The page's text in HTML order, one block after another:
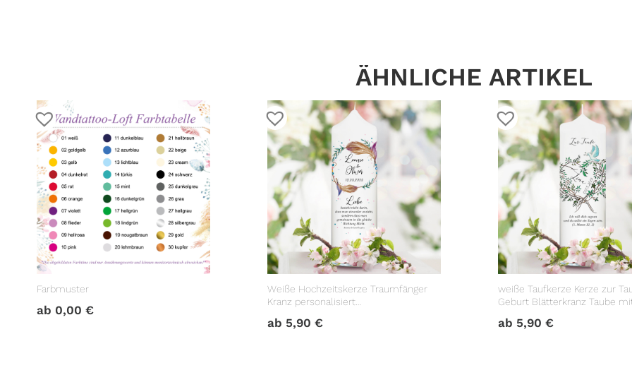
ÄHNLICHE ARTIKEL
Farbmuster
ab 0,00 €
Weiße Hochzeitskerze Traumfänger
Kranz personalisiert
ab 5,90€
weiße Taufkerze Kerze zur
Geburt Blätterkranz Taube
ab 5,90€